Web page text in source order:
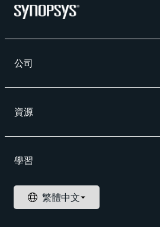
公司
資源
學習